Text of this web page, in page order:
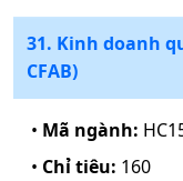
31. Kinh doanh
CFAB)
• Mã ngành:
• Chỉ tiêu: 160